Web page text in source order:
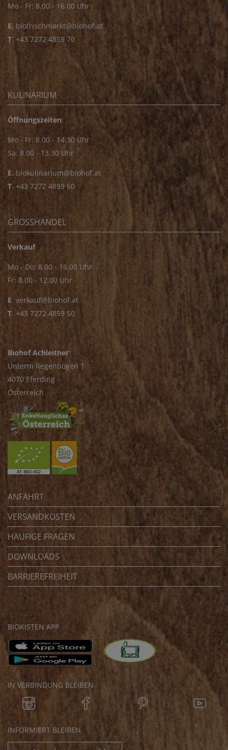
Mo - Fr: 8.00 - 16.00 Uhr
E. biofrischmarkt@biohof.at
T. +43 7272 4859 70
KULINARIUM
Öffnungszeiten
Mo - Fr: 8.00 - 14.30 Uhr
Sa: 8.00 - 13.30 Uhr
E. biokulinarium@biohof.at
T. +43 7272 4859 60
GROSSHANDEL
Verkauf
Mo - Do: 8.00 - 16.00 Uhr
Fr: 8.00 - 12.00 Uhr
E. verkauf@biohof.at
T. +43 7272 4859 50
Biohof Achleitner
Unterm Regenbogen 1
4070 Eferding
Österreich
ANFAHRT
VERSANDKOSTEN
HÄUFIGE FRAGEN
DOWNLOADS
BARRIEREFREIHEIT
BIOKISTEN APP
IN VERBINDUNG BLEIBEN
INFORMIERT BLEIBEN